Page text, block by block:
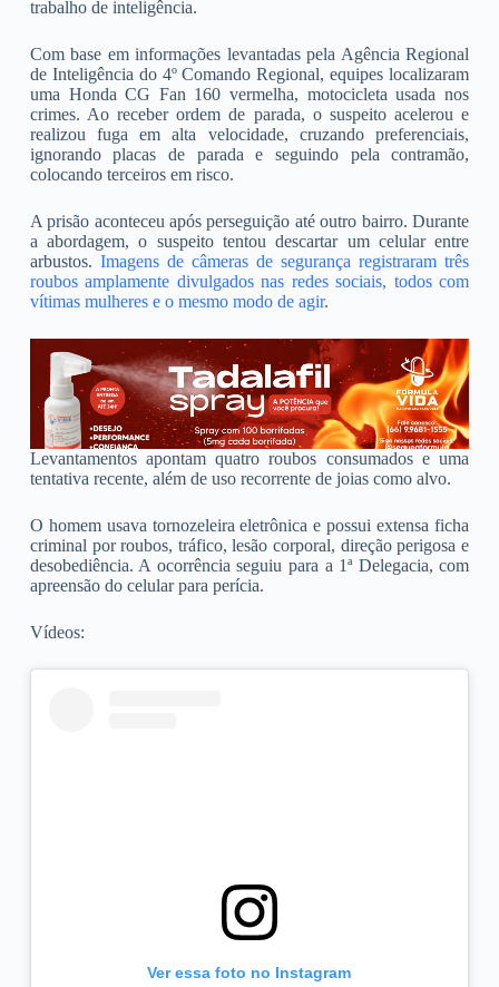
trabalho de inteligência.
Com base em informações levantadas pela Agência Regional
de Inteligência do 4º Comando Regional, equipes localizaram
uma Honda CG Fan 160 vermelha, motocicleta usada nos
crimes. Ao receber ordem de parada, o suspeito acelerou e
realizou fuga em alta velocidade, cruzando preferenciais,
ignorando placas de parada e seguindo pela contramão,
colocando terceiros em risco.
A prisão aconteceu após perseguição até outro bairro. Durante
a abordagem, o suspeito tentou descartar um celular entre
arbustos. Imagens de câmeras de segurança registraram três
roubos amplamente divulgados nas redes sociais, todos com
vítimas mulheres e o mesmo modo de agir.
Levantamentos apontam quatro roubos consumados e uma
tentativa recente, além de uso recorrente de joias como alvo.
O homem usava tornozeleira eletrônica e possui extensa ficha
criminal por roubos, tráfico, lesão corporal, direção perigosa e
desobediência. A ocorrência seguiu para a 1ª Delegacia, com
apreensão do celular para perícia.
Vídeos:
Ver essa foto no Instagram